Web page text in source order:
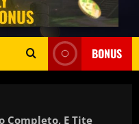
BONUS
Completo, E Tite